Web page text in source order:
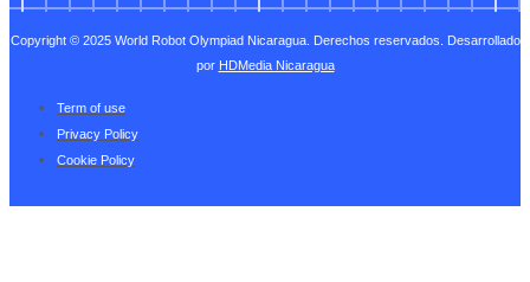
Copyright © 2025 World Robot Olympiad Nicaragua. Derechos reservados. Desarrollado
por HDMedia Nicaragua
Term of use
Privacy Policy
Cookie Policy